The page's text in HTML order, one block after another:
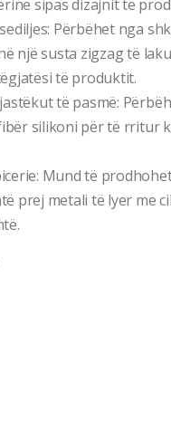
sipas dizajnit të
Përbëhet nga
një susta zigzag të
të produktit.
të pasmë:
silikoni për të rritur
Mund të
prej metali të lyer